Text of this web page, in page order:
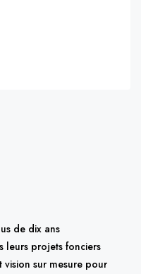
de dix ans
leurs projets fonciers
vision sur mesure pour